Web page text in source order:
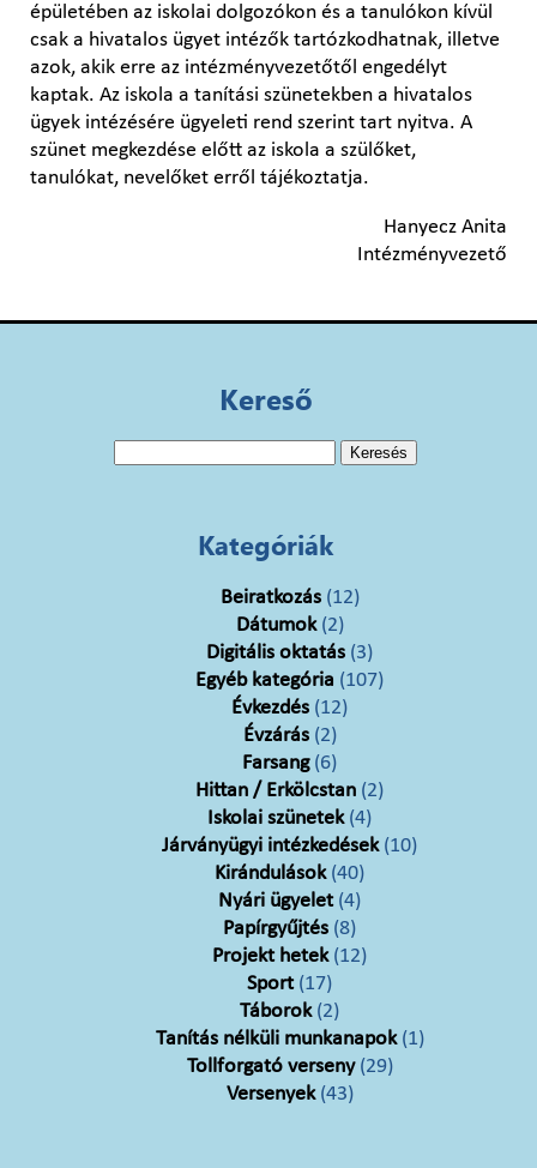
épületében az iskolai dolgozókon és a tanulókon kívül
csak a hivatalos ügyet intézők tartózkodhatnak, illetve
azok, akik erre az intézményvezetőtől engedélyt
kaptak. Az iskola a tanítási szünetekben a hivatalos
ügyek intézésére ügyeleti rend szerint tart nyitva. A
szünet megkezdése előtt az iskola a szülőket,
tanulókat, nevelőket erről tájékoztatja.
Hanyecz Anita
Intézményvezető
Kereső
Kategóriák
Beiratkozás(12)
Dátumok(2)
Digitális oktatás (3)
Egyéb kategória (107)
Évkezdés (12)
Évzárás(2)
Farsang(6)
Hittan / Erkölcstan (2)
Iskolai szünetek(4)
Járványügyi intézkedések(10)
Kirándulások(40)
Nyári ügyelet(4)
Papírgyűjtés (8)
Projekt hetek(12)
Sport(17)
Táborok(2)
Tanítás nélküli munkanapok(1)
Tollforgató verseny(29)
Versenyek(43)